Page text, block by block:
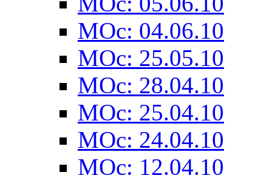
MOc: 04.06.10
MOc: 25.05.10
MOc: 28.04.10
MOc: 25.04.10
MOc: 24.04.10
MOc: 12.04.10